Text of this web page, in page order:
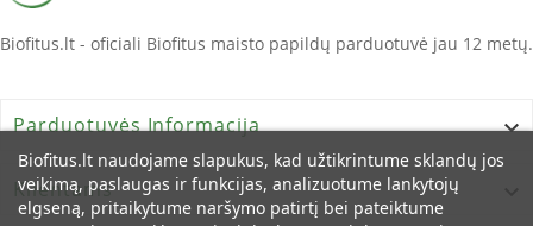
Biofitus.lt - oficiali Biofitus maisto papildų parduotuvė jau 12 metų.
Parduotuvės Informacija 
Klientams
Biofitus.lt naudojame slapukus, kad užtikrintume sklandų jos
veikimą, paslaugas ir funkcijas, analizuotume lankytojų
elgseną, pritaikytume naršymo patirtį bei pateiktume